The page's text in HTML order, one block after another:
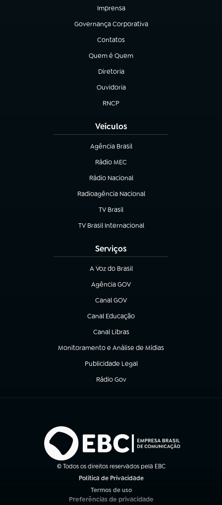
Imprensa
(abre em nova aba)
Governança Corporativa
(abre em nova aba)
Contatos
(abre em nova aba)
Quem é Quem
(abre em nova aba)
Diretoria
(abre em nova aba)
Ouvidoria
(abre em nova aba)
RNCP
(abre em nova aba)
Veículos
Agência Brasil
(abre em nova aba)
Rádio MEC
(abre em nova aba)
Rádio Nacional
Radioagência Nacional
(abre em nova aba)
TV Brasil
(abre em nova aba)
TV Brasil Internacional
(abre em nova aba)
Serviços
A Voz do Brasil
(abre em nova aba)
Agência GOV
(abre em nova aba)
Canal GOV
(abre em nova aba)
Canal Educação
(abre em nova aba)
Canal Libras
(abre em nova aba)
Monitoramento e Análise de Mídias
(abre em nova aba)
Publicidade Legal
(abre em nova aba)
Rádio Gov
(abre em nova aba)
© Todos os direitos reservados pela EBC
Política de Privacidade
Termos de uso
(abre em nova aba)
Preferências de privacidade